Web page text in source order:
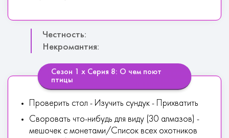
Честность:
Некромантия:
Сезон 1 х Серия 8: О чем поют
птицы
Проверить стол - Изучить сундук - Прихватить
Своровать что-нибудь для виду (30 алмазов) -
мешочек с монетами/Список всех охотников